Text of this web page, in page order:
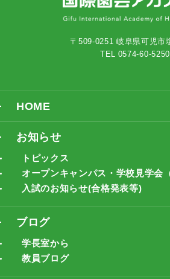
〒509-0251 岐阜県可児市
TEL 0574-60-5250
HOME
お知らせ
トピックス
オープンキャンパス・学校見学会
入試のお知らせ(合格発表等)
ブログ
学長室から
教員ブログ